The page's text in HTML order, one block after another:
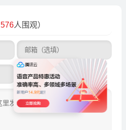
576人围观）